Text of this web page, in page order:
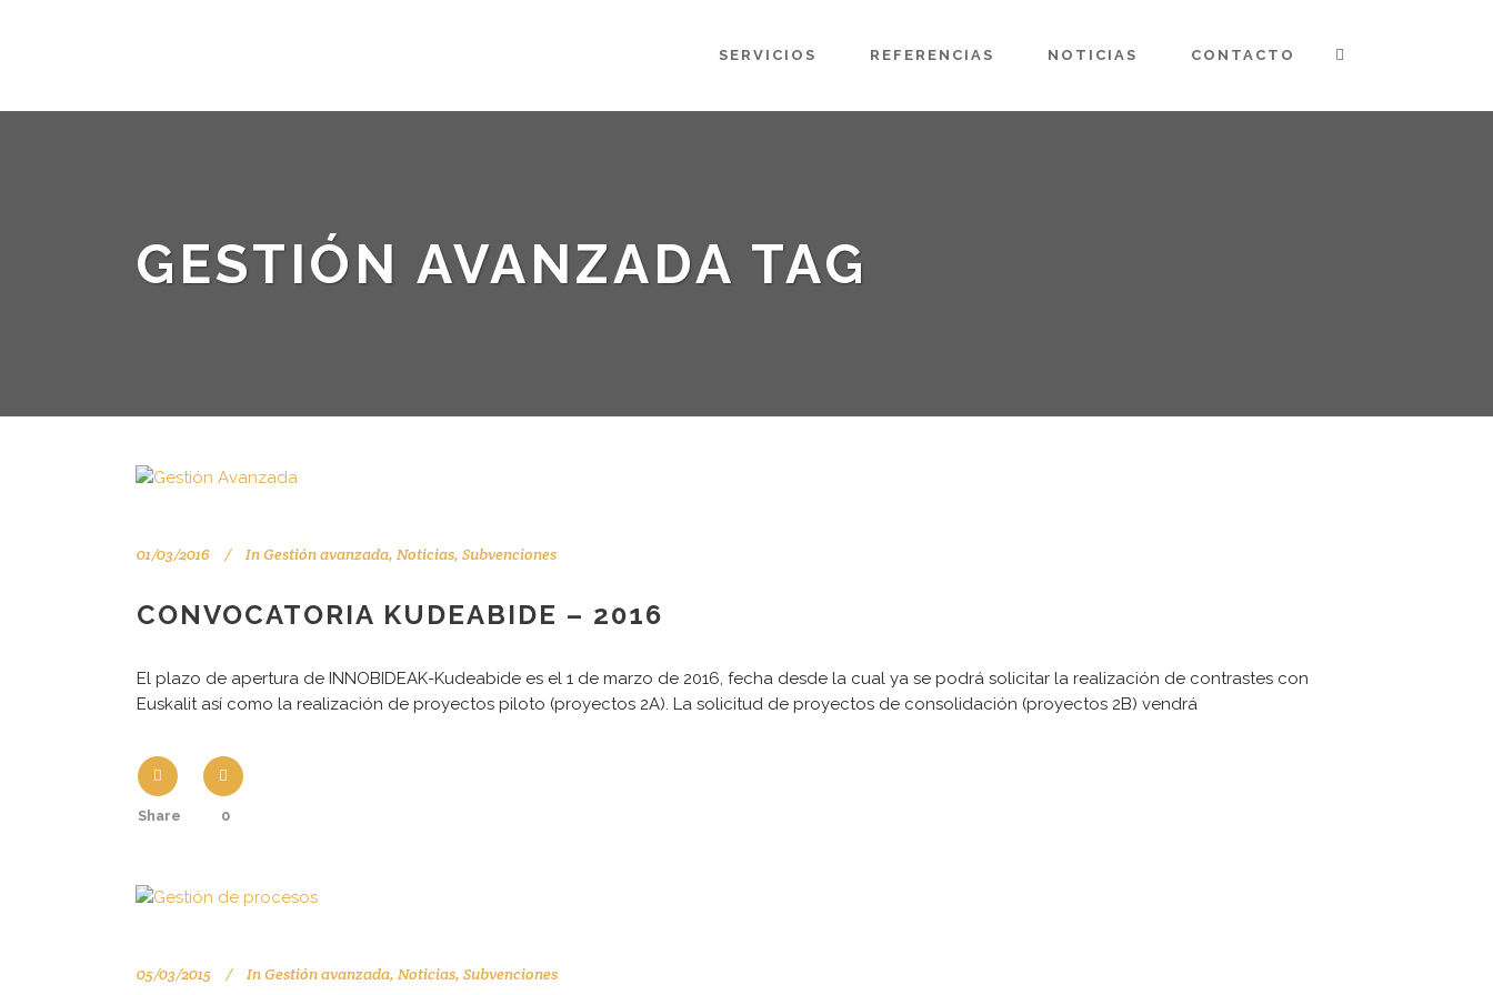
SERVICIOS REFERENCIAS NOTICIAS CONTACTO
GESTIÓN AVANZADA TAG
01/03/2016 InGestión avanzada, Noticias, Subvenciones
CONVOCATORIA KUDEABIDE – 2016
El plazo de apertura de INNOBIDEAK-Kudeabide es el 1 de marzo de 2016, fecha desde la cual ya se podrá solicitar la realización de contrastes con
Euskalit así como la realización de proyectos piloto (proyectos 2A). La solicitud de proyectos de consolidación (proyectos 2B) vendrá
Share 0
05/03/2015 InGestión avanzada, Noticias, Subvenciones
Tu consultor de confianza